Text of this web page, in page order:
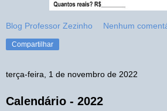
Blog Professor Zezinho Nenhum
Compartilhar
terça-feira, 1 de novembro de 2022
Calendário - 2022